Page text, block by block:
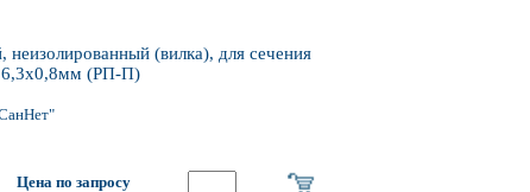
(вилка), для сечения
6,3х0,8мм (РП-П)
Цена по запросу